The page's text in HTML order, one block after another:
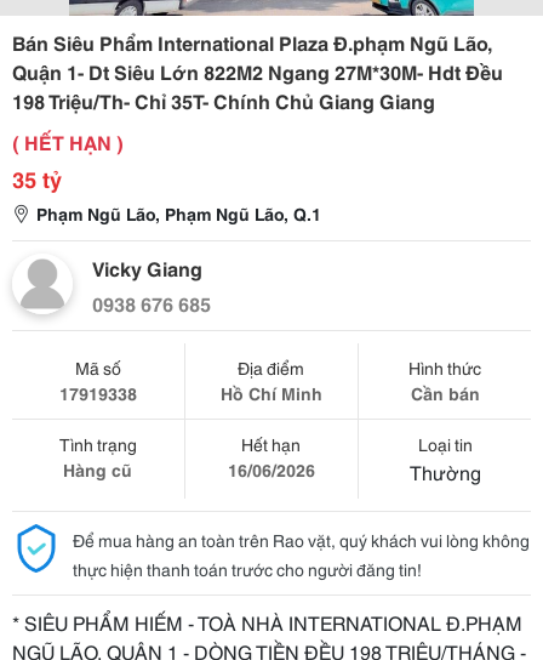
Bán Siêu Phẩm International Plaza Đ.phạm Ngũ Lão,
Quận 1- Dt Siêu Lớn 822M2 Ngang 27M*30M- Hdt Đều
198 Triệu/Th- Chỉ 35T- Chính Chủ Giang Giang
( HẾT HẠN )
35 tỷ
Phạm Ngũ Lão, Phạm Ngũ Lão, Q.1
Vicky Giang
0938 676 685
Mã số
17919338
Địa điểm
Hồ Chí Minh
Hình thức
Cần bán
Tình trạng
Hàng cũ
Hết hạn
16/06/2026
Loại tin
Thường
Để mua hàng an toàn trên Rao vặt, quý khách vui lòng không
thực hiện thanh toán trước cho người đăng tin!
* SIÊU PHẨM HIẾM - TOÀ NHÀ INTERNATIONAL Đ.PHẠM
NGŨ LÃO, QUẬN 1 - DÒNG TIỀN ĐỀU 198 TRIỆU/THÁNG -